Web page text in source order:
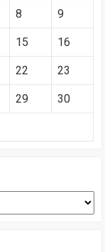
8 9
15 16
22 23
29 30